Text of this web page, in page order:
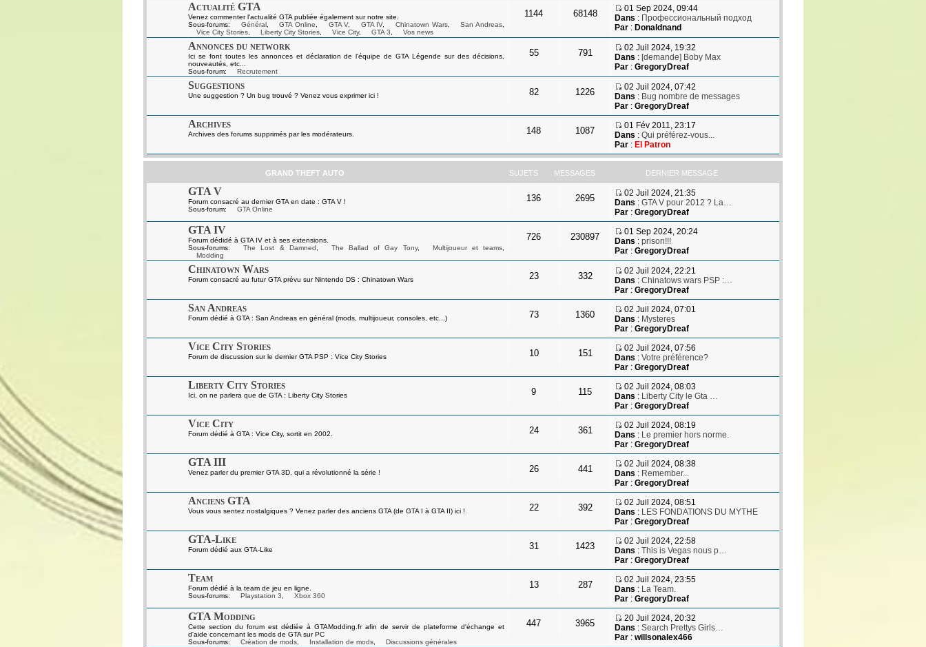
Actualité GTA
Venez commenter l'actualité GTA publiée également sur notre site.
Sous-forums:
Général, GTA Online GTA V, GTA IV, Chinatown Wars, San Andreas
Vice City Stories
Liberty City Stories Vice City, GTA 3 Vos news
1144 68148
01 Sep 2024, 09:44
Dans : Профессиональный подход
Par: Donaldnand
Annonces du network
Ici se font toutes les annonces et déclaration de l'équipe de GTA Légende sur des décisions,
nouveautés, etc...
Sous-forum:
Recrutement
55 791
02 Juil 2024, 19:32
Dans : [demande] Boby Max
Par: GregoryDreaf
Suggestions
Une suggestion ? Un bug trouvé ? Venez vous exprimer ici ! 82 1226
02 Juil 2024, 07:42
Dans : Bug nombre de messages
Par: GregoryDreaf
Archives
Archives des forums supprimés par les modérateurs. 148 1087
01 Fév 2011, 23:17
Dans : Qui préférez-vous...
Par: El Patron
GRAND THEFT AUTO SUJETS MESSAGES DERNIER MESSAGE
GTA V
Forum consacré au dernier GTA en date : GTA V !
Sous-forum:
GTA Online
136 2695
02 Juil 2024, 21:35
Dans : GTA V pour 2012 ? La…
Par: GregoryDreaf
GTA IV
Forum dédidé à GTA IV et à ses extensions.
Sous-forums:
The Lost & Damned The Ballad of Gay Tony, Multijoueur et teams
Modding
726 230897
01 Sep 2024, 20:24
Dans : prison!!!
Par: GregoryDreaf
Chinatown Wars
Forum consacré au futur GTA prévu sur Nintendo DS : Chinatown Wars 23 332
02 Juil 2024, 22:21
Dans : Chinatows wars PSP :…
Par: GregoryDreaf
San Andreas
Forum dédié à GTA : San Andreas en général (mods, multijoueur, consoles, etc...) 73 1360
02 Juil 2024, 07:01
Dans : Mysteres
Par: GregoryDreaf
Vice City Stories
Forum de discussion sur le dernier GTA PSP : Vice City Stories 10 151
02 Juil 2024, 07:56
Dans : Votre préférence?
Par: GregoryDreaf
Liberty City Stories
Ici, on ne parlera que de GTA : Liberty City Stories 9 115
02 Juil 2024, 08:03
Dans : Liberty City le Gta …
Par: GregoryDreaf
Vice City
Forum dédié à GTA : Vice City, sortit en 2002. 24 361
02 Juil 2024, 08:19
Dans : Le premier hors norme.
Par: GregoryDreaf
GTA III
Venez parler du premier GTA 3D, qui a révolutionné la série ! 26 441
02 Juil 2024, 08:38
Dans : Remember...
Par: GregoryDreaf
Anciens GTA
Vous vous sentez nostalgiques ? Venez parler des anciens GTA (de GTA I à GTA II) ici ! 22 392
02 Juil 2024, 08:51
Dans : LES FONDATIONS DU MYTHE
Par: GregoryDreaf
GTA-Like
Forum dédié aux GTA-Like 31 1423
02 Juil 2024, 22:58
Dans : This is Vegas nous p…
Par: GregoryDreaf
Team
Forum dédié à la team de jeu en ligne.
Sous-forums:
Playstation 3 Xbox 360
13 287
02 Juil 2024, 23:55
Dans : La Team.
Par: GregoryDreaf
GTA Modding
Cette section du forum est dédiée à GTAModding.fr afin de servir de plateforme d'échange et
d'aide concernant les mods de GTA sur PC
Sous-forums:
Création de mods Installation de mods Discussions générales
447 3965
20 Juil 2024, 20:32
Dans : Search Prettys Girls…
Par: willsonalex466